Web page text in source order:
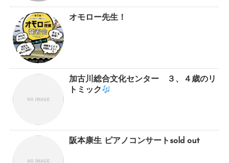
オモロー先生！
加古川総合文化センター ３、４歳のリ
トミック
阪本康生 ピアノコンサートsold out